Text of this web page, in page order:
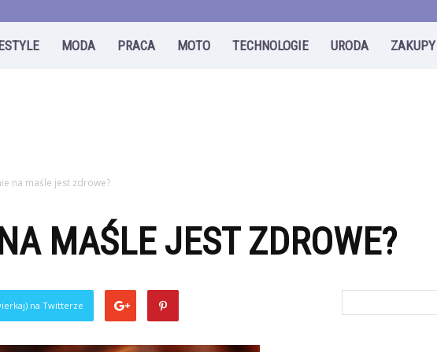
MODA PRACA MOTO TECHNOLOGIE URODA ZAKUPY
na maśle jest zdrowe?
MAŚLE JEST ZDROWE?
na Twitterze